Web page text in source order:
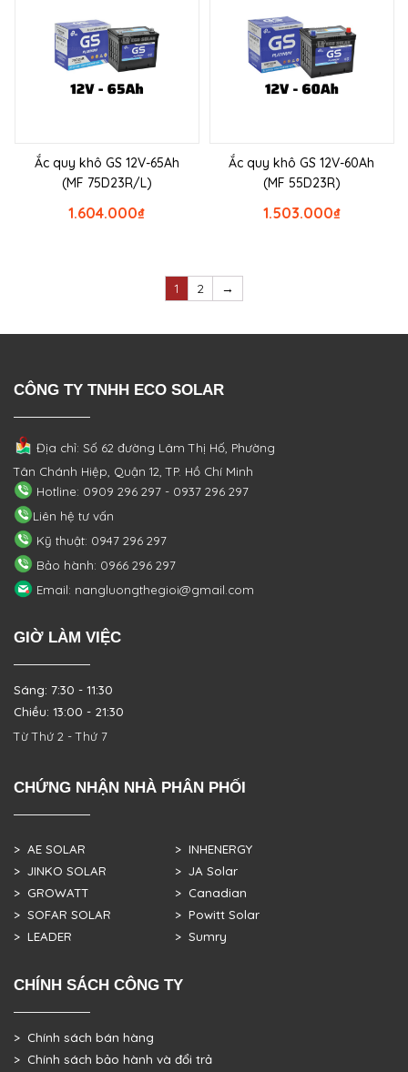
Ắc quy khô GS 12V-65Ah
(MF 75D23R/L)
₫
1.604.000
Ắc quy khô GS 12V-60Ah
(MF 55D23R)
₫
1.503.000
1 2 →
CÔNG TY TNHH ECO SOLAR
Địa chỉ: Số 62 đường Lâm Thị Hố, Phường
Tân Chánh Hiệp, Quận 12, TP. Hồ Chí Minh
Hotline: 0909 296 297 - 0937 296 297
Liên hệ tư vấn
Kỹ thuật: 0947 296 297
Bảo hành: 0966 296 297
Email: nangluongthegioi@gmail.com
GIỜ LÀM VIỆC
Sáng: 7:30 - 11:30
Chiều: 13:00 - 21:30
Từ Thứ 2 - Thứ 7
CHỨNG NHẬN NHÀ PHÂN PHỐI
> AE SOLAR
> JINKO SOLAR
> GROWATT
> SOFAR SOLAR
> LEADER
> INHENERGY
> JA Solar
> Canadian
> Powitt Solar
> Sumry
CHÍNH SÁCH CÔNG TY
> Chính sách bán hàng
> Chính sách bảo hành và đổi trả